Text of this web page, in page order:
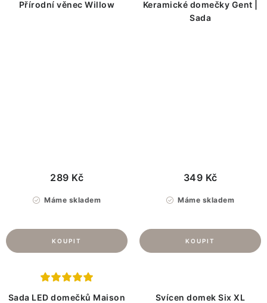
Přírodní věnec Willow
Máme skladem
289 Kč
Keramické domečky Gent |
Sada
Máme skladem
349 Kč
Sada LED domečků Maison
Svícen domek Six XL